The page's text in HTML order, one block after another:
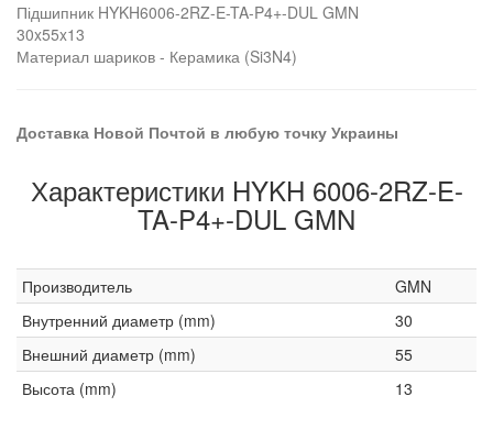
Підшипник HYKH6006-2RZ-E-TA-P4+-DUL GMN
30x55x13
Материал шариков - Керамика (Si3N4)
Доставка Новой Почтой в любую точку Украины
Характеристики HYKH 6006-2RZ-E-
TA-P4+-DUL GMN
Производитель
GMN
Внутренний диаметр (mm)
30
Внешний диаметр (mm)
55
Высота (mm)
13